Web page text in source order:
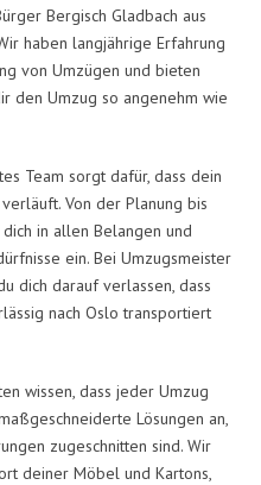
Bergisch Gladbach aus
haben langjährige Erfahrung
von Umzügen und bieten
den Umzug so angenehm wie
Team sorgt dafür, dass dein
Von der Planung bis
in allen Belangen und
ein. Bei Umzugsmeister
dich darauf verlassen, dass
nach Oslo transportiert
wissen, dass jeder Umzug
Lösungen an,
zugeschnitten sind. Wir
deiner Möbel und Kartons,